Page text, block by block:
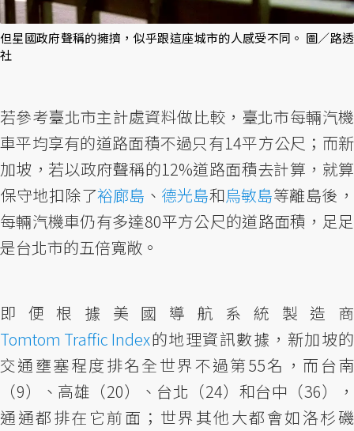
但星國政府聲稱的擁擠，似乎跟這座城市的人感受不同。 圖／路透
社
若參考臺北市主計處資料做比較，臺北市每輛汽機
車平均享有的道路面積不過只有14平方公尺；而新
加坡，若以政府聲稱的12%道路面積去計算，就算
保守地扣除了裕廊島 、 德光島和烏敏島等離島後，
每輛汽機車仍有多達80平方公尺的道路面積，足足
是台北市的五倍寬敞。
即便根據美國導航系統製造商
Tomtom Traffic Index的地理資訊數據，新加坡的
交通壅塞程度排名全世界不過第55名，而台南
（9）、高雄（20）、台北（24）和台中（36），
通通都排在它前面；世界其他大都會如洛杉磯